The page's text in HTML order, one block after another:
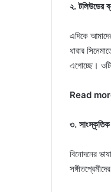
২. টলিউডের
এদিকে
ধারার
এগোচ্ছে।
Read
৩.
বিনোদনের